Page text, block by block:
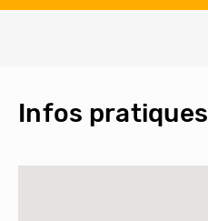
Infos pratiques